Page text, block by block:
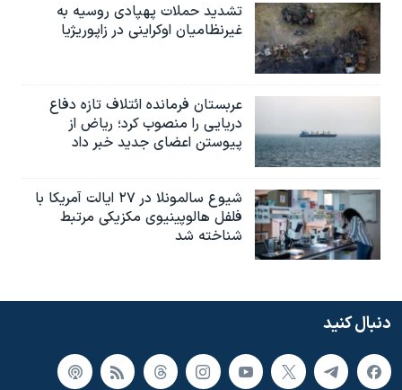
تشدید حملات پهپادی روسیه به
غیرنظامیان اوکراینی در زاپوریژیا
عربستان فرمانده ائتلاف تازه دفاع
دریایی را منصوب کرد؛ ریاض از
پیوستن اعضای جدید خبر داد
شیوع سالمونلا در ۲۷ ایالت آمریکا با
فلفل هالوپینیوی مکزیکی مرتبط
شناخته شد
دنبال کنید